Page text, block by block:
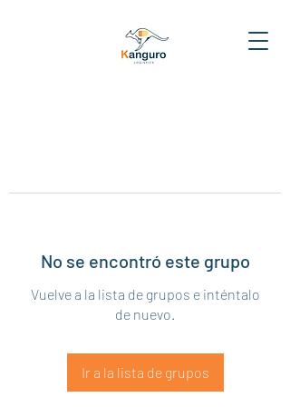
No se encontró este grupo
Vuelve a la lista de grupos e inténtalo
de nuevo.
Ir a la lista de grupos